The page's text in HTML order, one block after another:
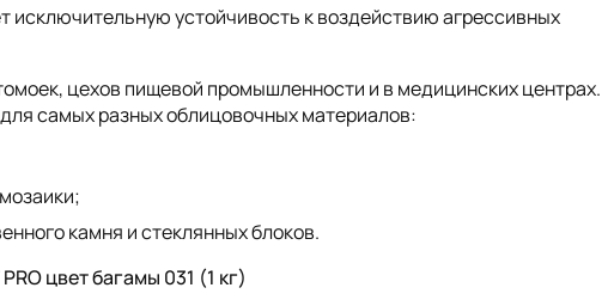
исключительную устойчивость к воздействию агрессивных
цехов пищевой промышленности и в медицинских центрах.
самых разных облицовочных материалов:
камня и стеклянных блоков.
цвет багамы 031 (1 кг)